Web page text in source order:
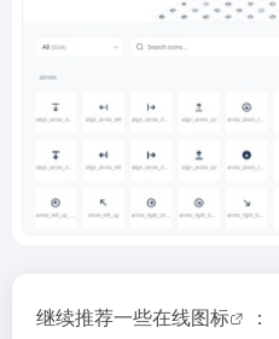
继续推荐一些在线图标 ：